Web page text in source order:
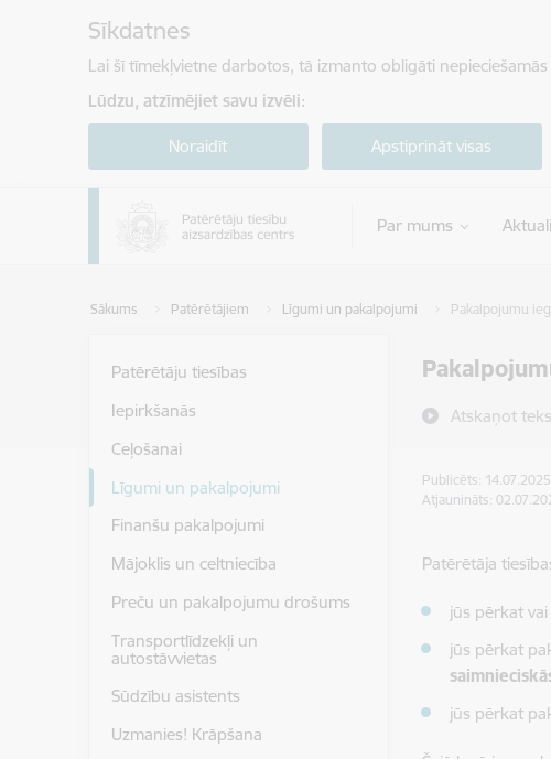
Sīkdatnes
Lai šī tīmekļvietne darbotos, tā izmanto obligāti
Lūdzu, atzīmējiet savu izvēli:
Noraidīt Apstiprināt visas
Par mums
Sākums Patērētājiem Līgumi un pakalpojumi Pakalpojumu
Atskaņot
Patērētāju tiesības
Iepirkšanās
Ceļošanai
Līgumi un pakalpojumi
Finanšu pakalpojumi
Mājoklis un celtniecība
Preču un pakalpojumu drošums
Transportlīdzekļi un
autostāvvietas
Sūdzību asistents
Uzmanies! Krāpšana
Publicēts:
Atjaunināts:
Patērētāja
jūs pērkat
jūs pērkat
jūs pērkat